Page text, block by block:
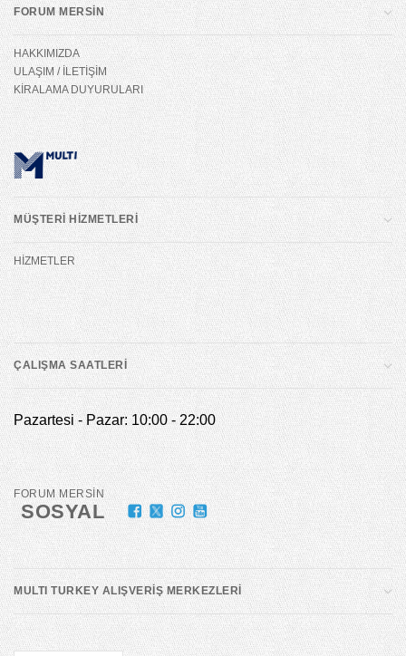
FORUM MERSİN
HAKKIMIZDA
ULAŞIM / İLETİŞİM
KİRALAMA DUYURULARI
MÜŞTERİ HİZMETLERİ
HİZMETLER
ÇALIŞMA SAATLERİ
Pazartesi - Pazar: 10:00 - 22:00
FORUM MERSİN
SOSYAL
MULTI TURKEY ALIŞVERİŞ MERKEZLERİ